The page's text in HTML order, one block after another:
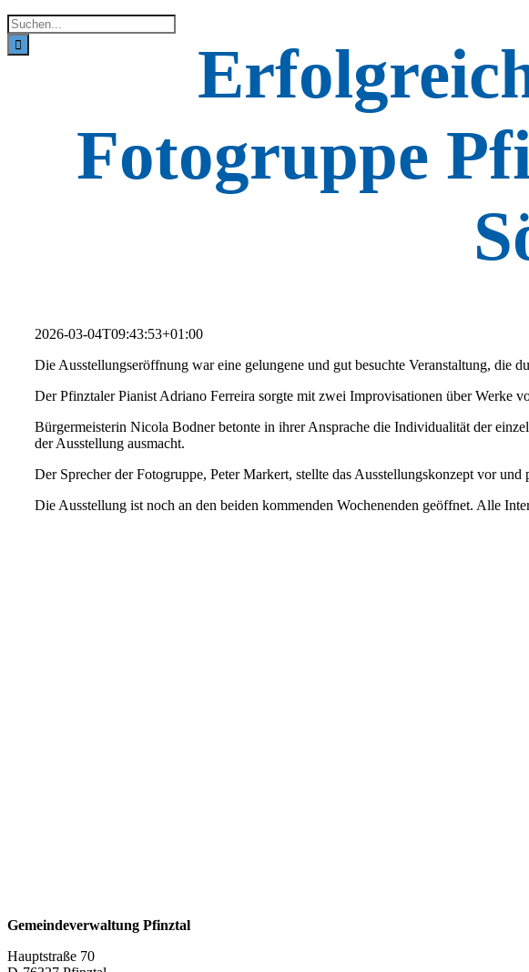
Suche
nach:
Fotogruppe
2026-03-04T09:43:53+01:00
Die Ausstellungseröffnung war eine gelungene und gut besuchte Veranstaltung, die
Der Pfinztaler Pianist Adriano Ferreira sorgte mit zwei Improvisationen über Werke
Bürgermeisterin Nicola Bodner betonte in ihrer Ansprache die Individualität der
der Ausstellung ausmacht.
Der Sprecher der Fotogruppe, Peter Markert, stellte das Ausstellungskonzept vor
Die Ausstellung ist noch an den beiden kommenden Wochenenden geöffnet. Alle
Gemeindeverwaltung Pfinztal
Hauptstraße 70